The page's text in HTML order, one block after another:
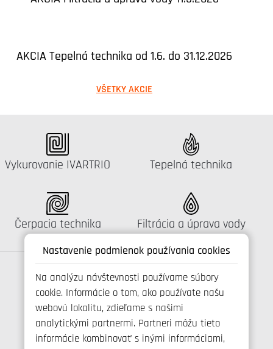
Nastavenie podmienok používania cookies
Na analýzu návštevnosti používame súbory
cookie. Informácie o tom, ako používate našu
webovú lokalitu, zdieľame s našimi
analytickými partnermi. Partneri môžu tieto
informácie kombinovať s inými informáciami,
AKCIA Tepelná technika od 1.6. do 31.12.2026
VŠETKY AKCIE
Katalógus:
Vykurovanie IVARTRIO Katalógus:
Tepelná technika
Katalógus:
Čerpacia technika Katalógus:
Filtrácia a úprava vody
Spojte se s námi